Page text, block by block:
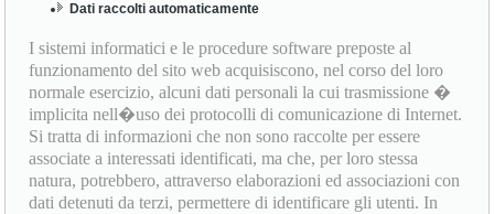
Dati raccolti automaticamente
I sistemi informatici e le procedure software preposte al
funzionamento del sito web acquisiscono, nel corso del loro
normale esercizio, alcuni dati personali la cui trasmissione �
implicita nell�uso dei protocolli di comunicazione di Internet.
Si tratta di informazioni che non sono raccolte per essere
associate a interessati identificati, ma che, per loro stessa
natura, potrebbero, attraverso elaborazioni ed associazioni con
dati detenuti da terzi, permettere di identificare gli utenti. In